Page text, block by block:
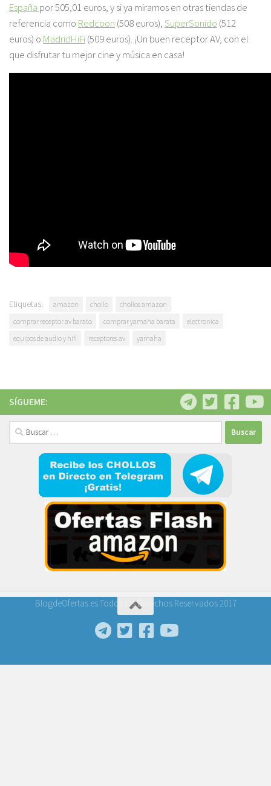
España por 505,01 euros, y si ya miramos en otras tiendas de
referencia como Redcoon (508 euros),SuperSonido (512
euros) o MadridHiFi(509 euros). ¡Un buen receptor AV, con el
que disfrutar tu mejor cine y música en casa!
Etiquetas: amazon chollo
chollos amazon
comprar receptor av barato
comprar yamaha barata
electronica
equipos de audio y hifi
receptores av yamaha
SÍGUEME:
Buscar:
BlogdeOfertas.es Todos los Derechos Reservados 2017